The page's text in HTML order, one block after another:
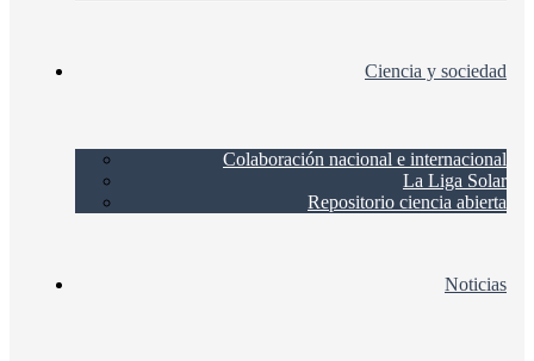
Ciencia y sociedad
Colaboración nacional e internacional
La Liga Solar
Repositorio ciencia abierta
Noticias